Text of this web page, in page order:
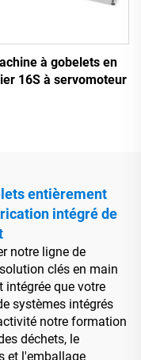
à gobelets en
16S à servomoteur
entièrement
intégré de
notre ligne de
clés en main
intégrée que votre
systèmes intégrés
notre formation
déchets, le
et l'emballage